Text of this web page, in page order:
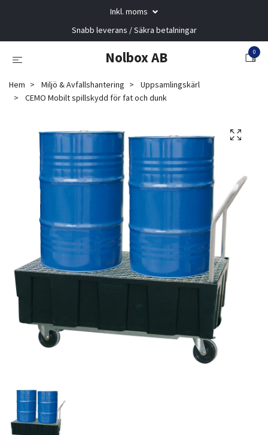
Inkl. moms
Snabb leverans / Säkra betalningar
Nolbox AB 0
Hem Miljö & Avfallshantering
Uppsamlingskärl
CEMO Mobilt spillskydd för fat och dunk